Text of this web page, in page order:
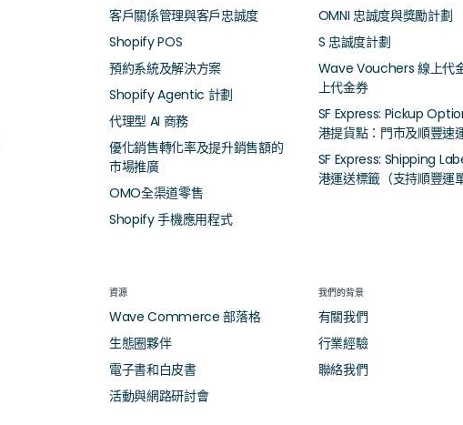
客戶關係管理與客戶忠誠度
Shopify POS
預約系統及解決方案
Shopify Agentic 計劃
代理型 AI 商務
優化銷售轉化率及提升銷售額的
市場推廣
OMO全渠道零售
Shopify 手機應用程式
OMNI 忠誠度與獎勵計劃
S 忠誠度計劃
Wave Vouchers 線上代
上代金券
SF Express: Pickup
港提貨點：門市及順豐速
SF Express: Shipping
港運送標籤（支持順豐運
資源
Wave Commerce 部落格
生態圈夥伴
電子書和白皮書
活動與網路研討會
我們的背景
有關我們
行業經驗
聯絡我們